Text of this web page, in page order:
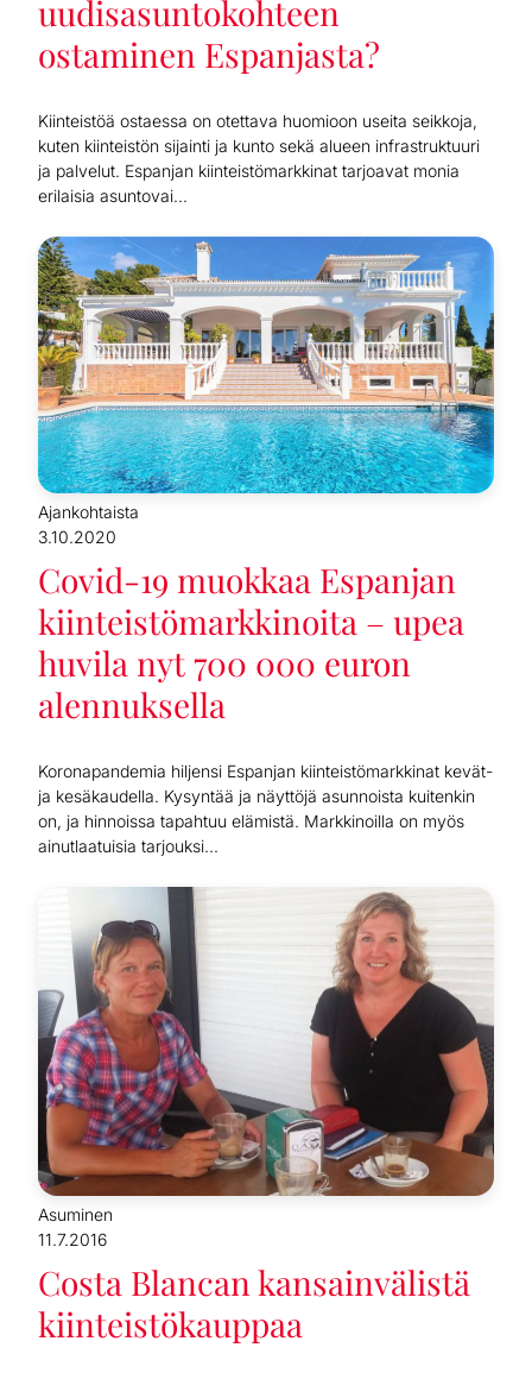
uudisasuntokohteen
ostaminen Espanjasta?
Kiinteistöä ostaessa on otettava huomioon useita seikkoja,
kuten kiinteistön sijainti ja kunto sekä alueen infrastruktuuri
ja palvelut. Espanjan kiinteistömarkkinat tarjoavat monia
erilaisia asuntovai...
Ajankohtaista
3.10.2020
Covid-19 muokkaa Espanjan
kiinteistömarkkinoita – upea
huvila nyt 700 000 euron
alennuksella
Koronapandemia hiljensi Espanjan kiinteistömarkkinat kevät-
ja kesäkaudella. Kysyntää ja näyttöjä asunnoista kuitenkin
on, ja hinnoissa tapahtuu elämistä. Markkinoilla on myös
ainutlaatuisia tarjouksi...
Asuminen
11.7.2016
Costa Blancan kansainvälistä
kiinteistökauppaa